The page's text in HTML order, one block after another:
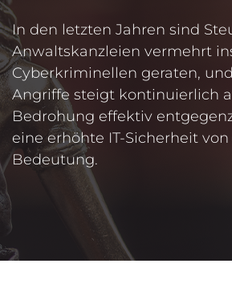
In den letzten Jahren sind
Anwaltskanzleien vermehrt
Cyberkriminellen geraten,
Angriffe steigt kontinuierlich
Bedrohung effektiv
eine erhöhte IT-Sicherheit
Bedeutung.